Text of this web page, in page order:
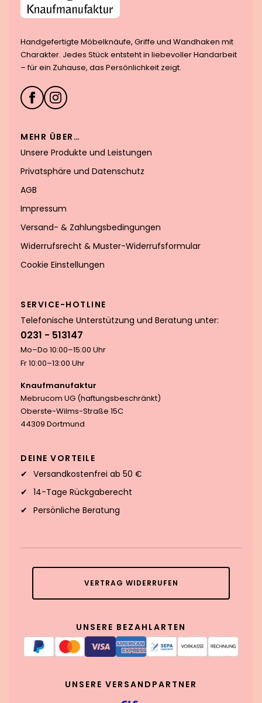
Handgefertigte Möbelknäufe, Griffe und Wandhaken mit
Charakter. Jedes Stück entsteht in liebevoller Handarbeit
– für ein Zuhause, das Persönlichkeit zeigt.
MEHR ÜBER…
Unsere Produkte und Leistungen
Privatsphäre und Datenschutz
AGB
Impressum
Versand- & Zahlungsbedingungen
Widerrufsrecht & Muster-Widerrufsformular
Cookie Einstellungen
SERVICE-HOTLINE
Telefonische Unterstützung und Beratung unter:
0231 - 513147
Mo–Do 10:00–15:00 Uhr
Fr 10:00–13:00 Uhr
Knaufmanufaktur
Mebrucom UG (haftungsbeschränkt)
Oberste-Wilms-Straße 15C
44309 Dortmund
DEINE VORTEILE
Versandkostenfrei ab 50 €
14-Tage Rückgaberecht
Persönliche Beratung
VERTRAG WIDERRUFEN
UNSERE BEZAHLARTEN
UNSERE VERSANDPARTNER